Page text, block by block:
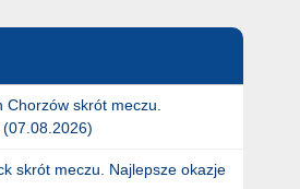
Chorzów skrót meczu.
skrót meczu. Najlepsze okazje